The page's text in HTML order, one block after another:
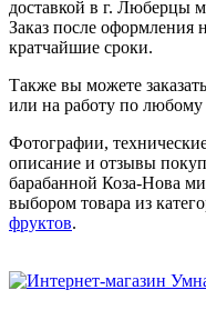
доставкой в г. Люберцы
Заказ после оформления
кратчайшие сроки.
Также вы можете
или на работу по любому
Фотографии,
описание и отзывы
барабанной Коза-Нова
выбором товара из
фруктов.